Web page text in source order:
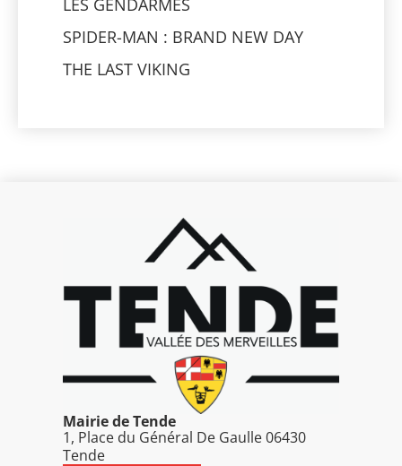
LES GENDARMES
SPIDER-MAN : BRAND NEW DAY
THE LAST VIKING
Mairie de Tende
1, Place du Général De Gaulle 06430
Tende